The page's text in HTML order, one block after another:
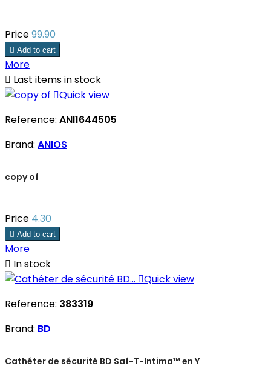
Price99.90
 Add to cart
More
 Last items in stock
Quick view
Reference: ANI1644505
Brand: ANIOS
copy of
Price 4.30
 Add to cart
More
 In stock
Quick view
Reference: 383319
Brand: BD
Cathéter de sécurité BD Saf-T-Intima™ en Y